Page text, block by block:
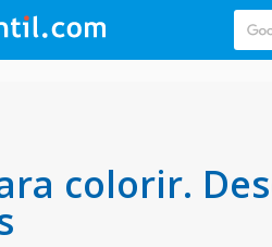
colorir.